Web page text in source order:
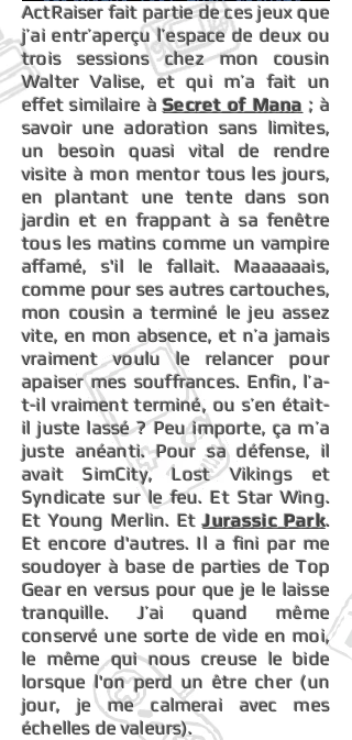
ActRaiser fait partie de ces jeux que
j’ai entr’aperçu l’espace de deux ou
trois sessions chez mon cousin
Walter Valise, et qui m’a fait un
effet similaire àSecret of Mana ; à
savoir une adoration sans limites,
un besoin quasi vital de rendre
visite à mon mentor tous les jours,
en plantant une tente dans son
jardin et en frappant à sa fenêtre
tous les matins comme un vampire
affamé, s'il le fallait. Maaaaaais,
comme pour ses autres cartouches,
mon cousin a terminé le jeu assez
vite, en mon absence, et n’a jamais
vraiment voulu le relancer pour
apaiser mes souffrances. Enfin, l’a-
t-il vraiment terminé, ou s’en était-
il juste lassé ? Peu importe, ça m’a
juste anéanti. Pour sa défense, il
avait SimCity, Lost Vikings et
Syndicate sur le feu. Et Star Wing.
Et Young Merlin. EtJurassic Park.
Et encore d'autres. Il a fini par me
soudoyer à base de parties de Top
Gear en versus pour que je le laisse
tranquille.J’ai quand même
conservé une sorte de vide en moi,
le même qui nous creuse le bide
lorsque l'on perd un être cher (un
jour, je me calmerai avec mes
échelles de valeurs).